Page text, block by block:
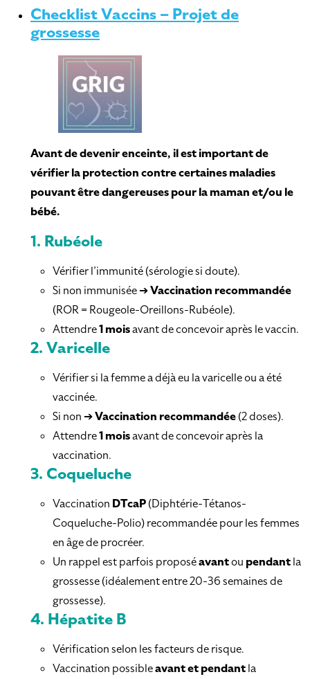
Checklist Vaccins – Projet de
grossesse
Avant de devenir enceinte, il est important de
vérifier la protection contre certaines maladies
pouvant être dangereuses pour la maman et/ou le
bébé.
1. Rubéole
Vérifier l’immunité (sérologie si doute).
Si non immunisée ➔Vaccination recommandée
(ROR = Rougeole-Oreillons-Rubéole).
Attendre1 moisavant de concevoir après le vaccin.
2. Varicelle
Vérifier si la femme a déjà eu la varicelle ou a été
vaccinée.
Si non ➔Vaccination recommandée(2 doses).
Attendre1 moisavant de concevoir après la
vaccination.
3. Coqueluche
Vaccination DTcaP(Diphtérie-Tétanos-
Coqueluche-Polio) recommandée pour les femmes
en âge de procréer.
Un rappel est parfois proposéavantou pendantla
grossesse (idéalement entre 20-36 semaines de
grossesse).
4. Hépatite B
Vérification selon les facteurs de risque.
Vaccination possibleavant et pendantla